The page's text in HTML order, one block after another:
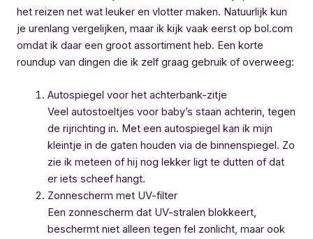
het reizen net wat leuker en vlotter maken. Natuurlijk kun
je urenlang vergelijken, maar ik kijk vaak eerst op bol.com
omdat ik daar een groot assortiment heb. Een korte
roundup van dingen die ik zelf graag gebruik of overweeg:
Autospiegel voor het achterbank-zitje
Veel autostoeltjes voor baby’s staan achterin, tegen
de rijrichting in. Met een autospiegel kan ik mijn
kleintje in de gaten houden via de binnenspiegel. Zo
zie ik meteen of hij nog lekker ligt te dutten of dat
er iets scheef hangt.
Zonnescherm met UV-filter
Een zonnescherm dat UV-stralen blokkeert,
beschermt niet alleen tegen fel zonlicht, maar ook